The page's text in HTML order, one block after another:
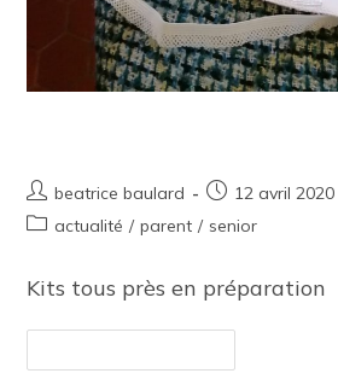
beatrice baulard
12 avril 2020
actualité / parent / senior
Kits tous près en préparation